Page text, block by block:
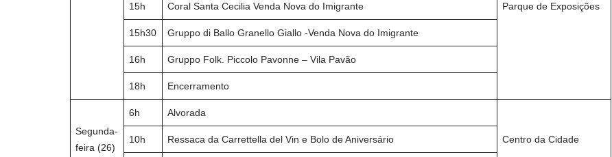
Parque de Exposições
15h Coral Santa Cecilia Venda Nova do Imigrante
15h30 Gruppo di Ballo Granello Giallo -Venda Nova do Imigrante
16h Gruppo Folk. Piccolo Pavonne – Vila Pavão
18h Encerramento
Segunda-
feira (26)
6h Alvorada
Centro da Cidade
10h Ressaca da Carrettella del Vin e Bolo de Aniversário